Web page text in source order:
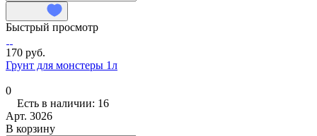
Быстрый просмотр
170 руб.
Грунт для монстеры 1л
0
Есть в наличии: 16
Арт. 3026
В корзину